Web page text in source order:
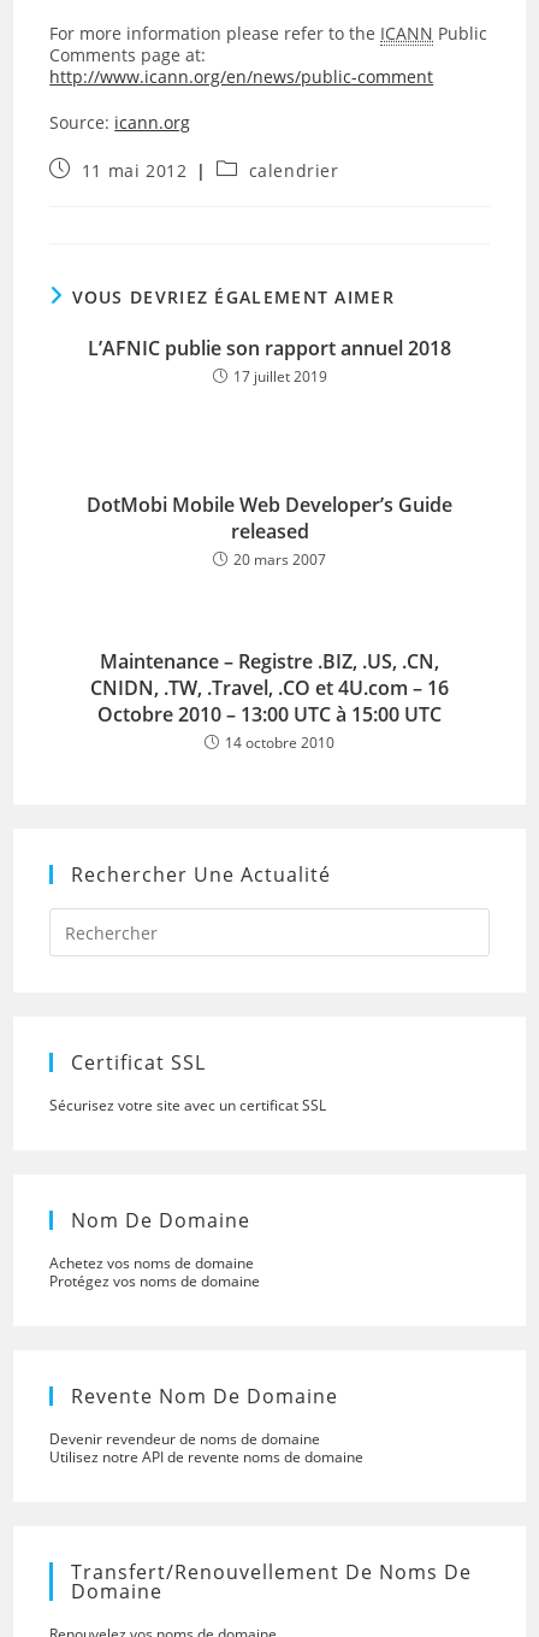
For more information please refer to the ICANN Public
Comments page at:
http://www.icann.org/en/news/public-comment
Source: icann.org
Publication
11 mai 2012
Postcalendrier
VOUS DEVRIEZ ÉGALEMENT AIMER
L’AFNIC publie son rapport annuel 2018
17 juillet 2019
DotMobi Mobile Web Developer’s Guide
released
20 mars 2007
Maintenance – Registre .BIZ, .US, .CN,
CNIDN, .TW, .Travel, .CO et 4U.com – 16
Octobre 2010 – 13:00 UTC à 15:00 UTC
14 octobre 2010
Rechercher Une Actualité
Press
to
Certificat SSL
Sécurisez votre site avec un certificat SSL
Nom De Domaine
Achetez vos noms de domaine
Protégez vos noms de domaine
Revente Nom De Domaine
Devenir revendeur de noms de domaine
Utilisez notre API de revente noms de domaine
Transfert/renouvellement De Noms De
Domaine